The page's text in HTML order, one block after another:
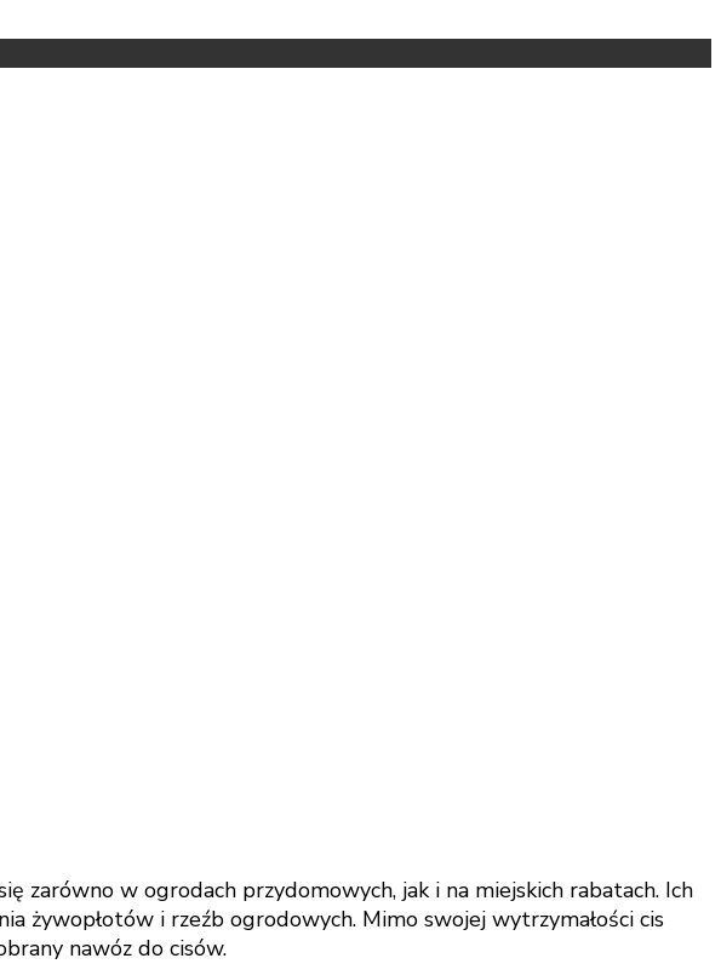
zarówno w ogrodach przydomowych, jak i na miejskich rabatach. Ich
żywopłotów i rzeźb ogrodowych. Mimo swojej wytrzymałości cis
nawóz do cisów.